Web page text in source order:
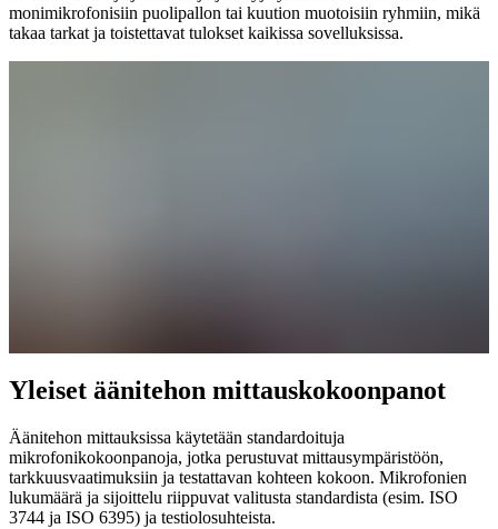
monimikrofonisiin puolipallon tai kuution muotoisiin ryhmiin, mikä
takaa tarkat ja toistettavat tulokset kaikissa sovelluksissa.
Yleiset äänitehon mittauskokoonpanot
Äänitehon mittauksissa käytetään standardoituja
mikrofonikokoonpanoja, jotka perustuvat mittausympäristöön,
tarkkuusvaatimuksiin ja testattavan kohteen kokoon. Mikrofonien
lukumäärä ja sijoittelu riippuvat valitusta standardista (esim. ISO
3744 ja ISO 6395) ja testiolosuhteista.